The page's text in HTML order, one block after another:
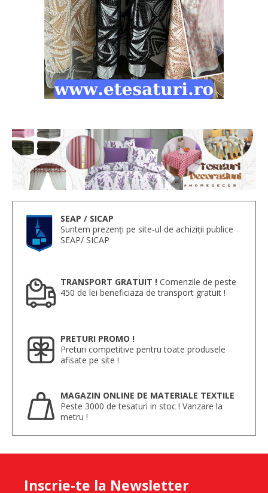
SEAP / SICAP
Suntem prezenți pe site-ul de achiziții publice
SEAP/ SICAP
TRANSPORT GRATUIT ! Comenzile de peste
450 de lei beneficiaza de transport gratuit !
PRETURI PROMO !
Preturi competitive pentru toate produsele
afisate pe site !
MAGAZIN ONLINE DE MATERIALE TEXTILE
Peste 3000 de tesaturi in stoc ! Vanzare la
metru !
Inscrie-te la Newsletter